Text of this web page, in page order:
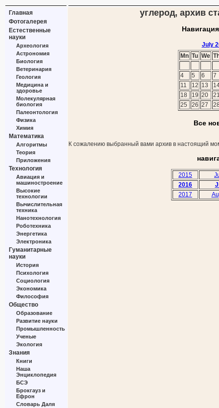
Главная
Фотогалерея
Естественные
науки
Археология
Астрономия
Биология
Ветеринария
Геология
Медицина и
здоровье
Молекулярная
биология
Палеонтология
Физика
Химия
Математика
Алгоритмы
Теория
Приложения
Технология
Авиация и
машиностроение
Высокие
технологии
Вычислительная
техника
Нанотехнология
Роботехника
Энергетика
Электроника
Гуманитарные
науки
История
Психология
Социология
Экономика
Философия
Общество
Образование
Развитие науки
Промышленность
Ученые
Экология
Знания
Книги
Наша
Энциклопедия
БСЭ
Брокгауз и
Ефрон
Словарь Даля
углерод, архив
July
Mn Tu We
4 5 6
7
11
12 13
18
19 20
25
26 27
Все
К сожалению выбранный вами архив в настоящий
2015
2016
2017